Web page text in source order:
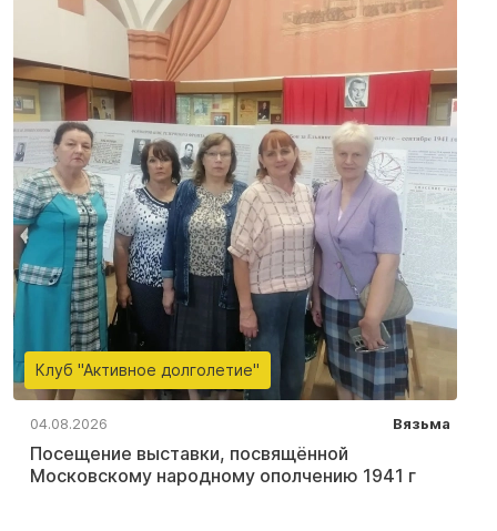
Клуб "Активное долголетие"
04.08.2026 Вязьма
Посещение выставки, посвящённой
Московскому народному ополчению 1941 г